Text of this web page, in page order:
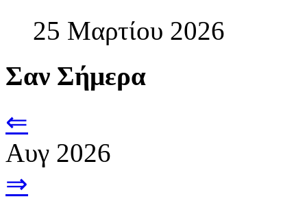
25 Μαρτίου 2026
Σαν Σήμερα
⇐
Αυγ 2026
⇒